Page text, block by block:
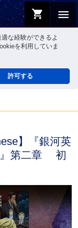
な経験ができるよ
を利用していま
許可する
menu
shopping_cart
】『銀河英
』第二章 初